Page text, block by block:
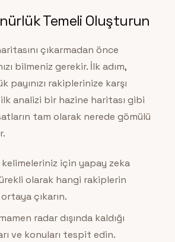
Temeli Oluşturun
çıkarmadan önce
bilmeniz gerekir. İlk adım,
payınızı rakiplerinize karşı
ilk analizi bir hazine haritası gibi
tam olarak nerede gömülü
için yapay zeka
olarak hangi rakiplerin
ortaya çıkarın.
radar dışında kaldığı
ve konuları tespit edin.